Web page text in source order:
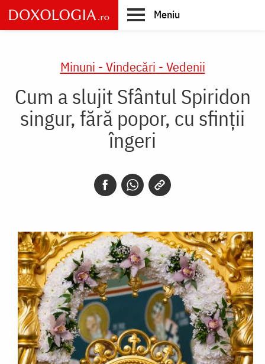
Skip
to
main
Meniu
Minuni - Vindecări - Vedenii
Cum a slujit Sfântul Spiridon
singur, fără popor, cu sfinții
îngeri